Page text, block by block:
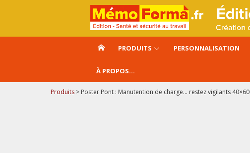
PRODUITS PERSONNALISATION
À PROPOS…
Produits > Poster Pont : Manutention de charge… restez vigilants 40×60